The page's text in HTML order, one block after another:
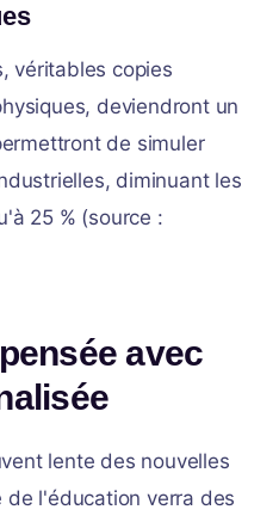
véritables copies
deviendront un
de simuler
diminuant les
25 % (source :
avec
lente des nouvelles
l'éducation verra des